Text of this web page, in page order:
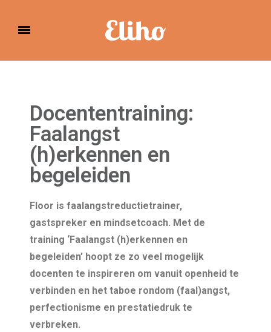
Eliho
Docententraining:
Faalangst
(h)erkennen en
begeleiden
Floor is faalangstreductietrainer,
gastspreker en mindsetcoach. Met de
training ‘Faalangst (h)erkennen en
begeleiden’ hoopt ze zo veel mogelijk
docenten te inspireren om vanuit openheid te
verbinden en het taboe rondom (faal)angst,
perfectionisme en prestatiedruk te
verbreken.